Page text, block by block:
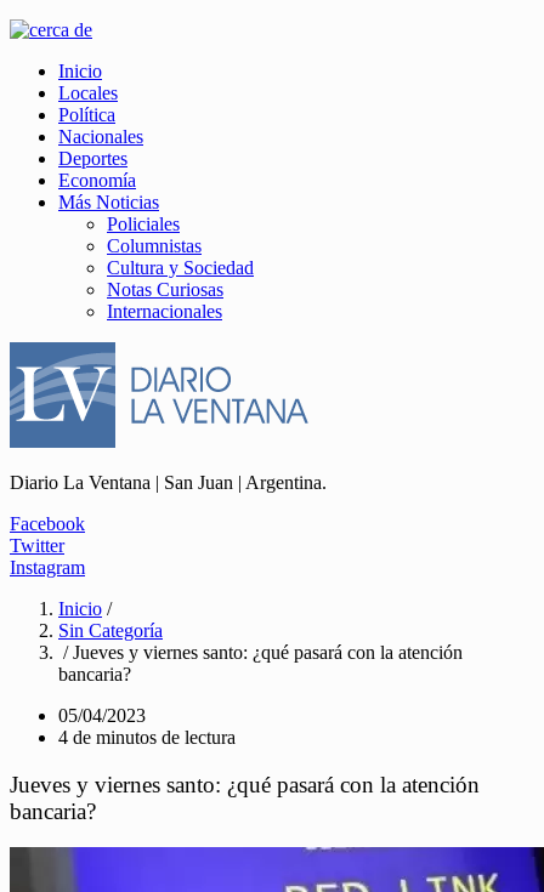
Inicio
Locales
Política
Nacionales
Deportes
Economía
Más Noticias
Policiales
Columnistas
Cultura y Sociedad
Notas Curiosas
Internacionales
Diario La Ventana | San Juan | Argentina.
Facebook
Twitter
Instagram
Inicio /
Sin Categoría
/ Jueves y viernes santo: ¿qué pasará con la atención
bancaria?
05/04/2023
4 de minutos de lectura
Jueves y viernes santo: ¿qué pasará con la atención
bancaria?